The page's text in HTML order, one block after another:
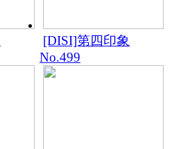
[DISI]第四印象
No.499